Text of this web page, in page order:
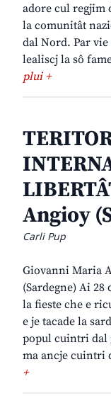
adore cul regjim
la comunitât
dal Nord. Par
lealiscj la sô
plui +
Angioy
Carli Pup
Giovanni Maria
(Sardegne) Ai 28
la fieste che e
e je tacade la
popul cuintri dal
ma ancje cuintri
+